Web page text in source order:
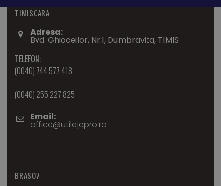
TIMISOARA
Adresa:
Bvd. Ghioceilor, Nr.1, Dumbravita, TIMIS
TELEFON:
(0040) 744 577 418
(0040) 255 227 825
Email:
office@utilajepro.ro
BRASOV